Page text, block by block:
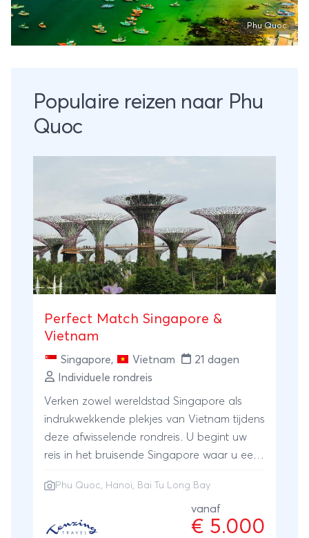
Phu Quoc
Populaire reizen naar Phu
Quoc
Perfect Match Singapore &
Vietnam
Singapore, Vietnam
21 dagen
Individuele rondreis
Verken zowel wereldstad Singapore als
indrukwekkende plekjes van Vietnam tijdens
deze afwisselende rondreis. U begint uw
reis in het bruisende Singapore waar u een
geweldige stad te ontdekken. Vervolg uw
reis naar het historische Hanoi, met zijn
betoverende oude wijk en rijke
Phu Quoc, Hanoi, Bai Tu Long Bay
vanaf
€ 5.000